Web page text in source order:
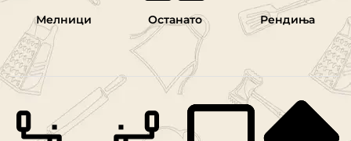
Мелници Останато Рендиња